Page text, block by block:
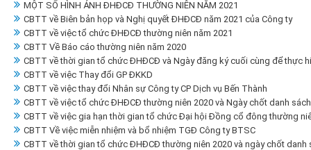
MỘT SỐ HÌNH ẢNH ĐHĐCĐ THƯỜNG NIÊN NĂM 2021
CBTT về Biên bản họp và Nghị quyết ĐHĐCĐ năm 2021 của Công ty
CBTT về việc tổ chức ĐHĐCĐ thường niên năm 2021
CBTT Về Báo cáo thường niên năm 2020
CBTT về thời gian tổ chức ĐHĐCĐ và Ngày đăng ký cuối cùng để thực
CBTT về việc Thay đổi GP ĐKKD
CBTT về việc thay đổi Nhân sự Công ty CP Dịch vụ Bến Thành
CBTT về việc tổ chức ĐHĐCĐ thường niên 2020 và Ngày chốt danh
CBTT về việc gia hạn thời gian tổ chức Đại hội Đồng cổ đông thường
CBTT Về việc miễn nhiệm và bổ nhiệm TGĐ Công ty BTSC
CBTT về thời gian tổ chức ĐHĐCĐ thường niên 2020 và ngày chốt